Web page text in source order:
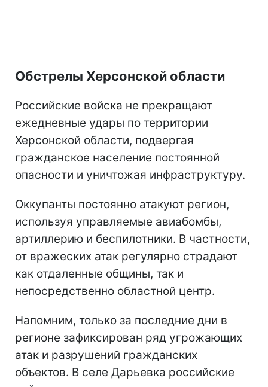
Обстрелы Херсонской области
Российские войска не прекращают
ежедневные удары по территории
Херсонской области, подвергая
гражданское население постоянной
опасности и уничтожая инфраструктуру.
Оккупанты постоянно атакуют регион,
используя управляемые авиабомбы,
артиллерию и беспилотники. В частности,
от вражеских атак регулярно страдают
как отдаленные общины, так и
непосредственно областной центр.
Напомним, только за последние дни в
регионе зафиксирован ряд угрожающих
атак и разрушений гражданских
объектов. В селе Дарьевка российские